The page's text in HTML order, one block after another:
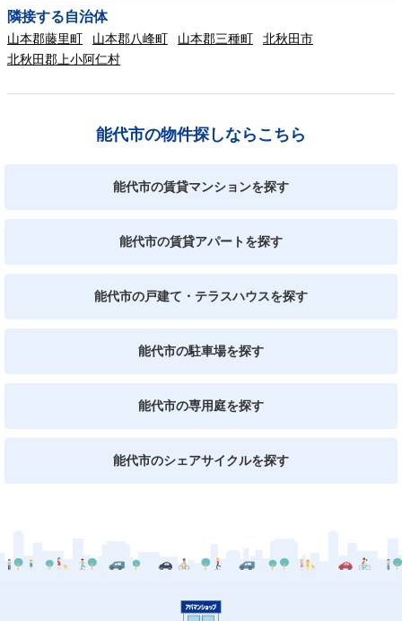
隣接する自治体
山本郡藤里町 山本郡八峰町 山本郡三種町
北秋田市
北秋田郡上小阿仁村
能代市の物件探しならこちら
能代市の賃貸マンションを探す
能代市の賃貸アパートを探す
能代市の戸建て・テラスハウスを探す
能代市の駐車場を探す
能代市の専用庭を探す
能代市のシェアサイクルを探す